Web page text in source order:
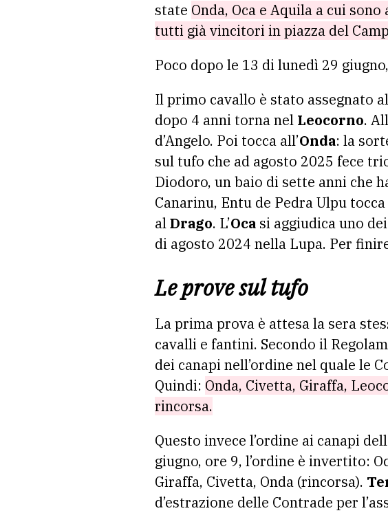
state Onda, Oca e Aquila a cui
tutti già vincitori in piazza del
Poco dopo le 13 di lunedì 29
Il primo cavallo è stato assegnato al
dopo 4 anni torna nel Leocorno.
d’Angelo. Poi tocca all’Onda: la
sul tufo che ad agosto 2025 fece
Diodoro, un baio di sette anni che
Canarinu, Entu de Pedra Ulpu
alDrago. L’Oca si aggiudica uno
di agosto 2024 nella Lupa. Per
Le prove sul tufo
La prima prova è attesa la sera
cavalli e fantini. Secondo il
dei canapi nell’ordine nel quale le
Quindi: Onda, Civetta, Giraffa,
rincorsa.
Questo invece l’ordine ai canapi
giugno, ore 9, l’ordine è invertito:
Giraffa, Civetta, Onda (rincorsa).
d’estrazione delle Contrade per